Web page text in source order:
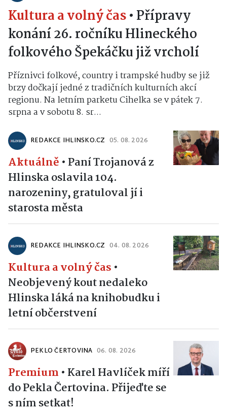
Kultura a volný čas• Přípravy
konání 26. ročníku Hlineckého
folkového Špekáčku již vrcholí
Příznivci folkové, country i trampské hudby se již
brzy dočkají jedné z tradičních kulturních akcí
regionu. Na letním parketu Cihelka se v pátek 7.
srpna a v sobotu 8. sr...
REDAKCE IHLINSKO.CZ 05. 08. 2026
Aktuálně • Paní Trojanová z
Hlinska oslavila 104.
narozeniny, gratuloval jí i
starosta města
REDAKCE IHLINSKO.CZ 04. 08. 2026
Kultura a volný čas •
Neobjevený kout nedaleko
Hlinska láká na knihobudku i
letní občerstvení
PEKLO ČERTOVINA 06. 08. 2026
Premium • Karel Havlíček míří
do Pekla Čertovina. Přijeďte se
s ním setkat!